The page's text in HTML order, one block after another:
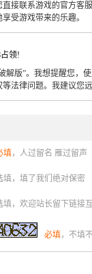
接联系游戏的官方客
受游戏带来的乐趣。
占领!
解版”。我想提醒您，
法律问题。我建议您
填，人过留名 雁过留声
填，填了我们绝对保密
填，欢迎站长留下链接
必填，不填